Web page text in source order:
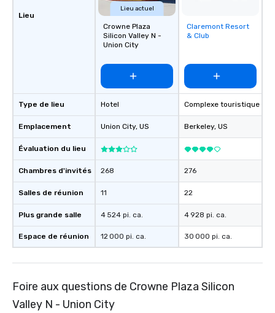
Lieu
Type de lieu
Emplacement
Évaluation du lieu
Chambres d'invités
Salles de réunion
Plus grande salle
Espace de réunion
Lieu actuel
Crowne Plaza
Silicon Valley N -
Union City
Hotel
Union City, US
268
11
4 524 pi. ca.
12 000 pi. ca.
Removed from
favorites
Claremont Resort
& Club
Complexe touristique
Berkeley, US
276
22
4 928 pi. ca.
30 000 pi. ca.
Foire aux questions de Crowne Plaza Silicon
Valley N - Union City